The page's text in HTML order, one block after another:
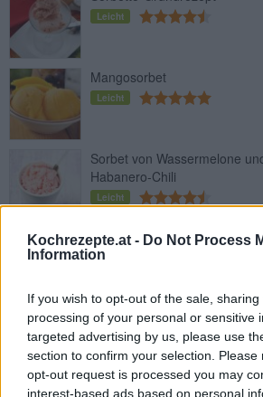
Kochrezepte.at - Do Not Process
Information
If you wish to opt-out of the sale,
processing of your personal or sensitive
targeted advertising by us, please use
section to confirm your selection.
opt-out request is processed you may
interest-based ads based on personal
Leicht
Mangosorbet
Leicht
Sorbet von Wassermelone
Habanero-Chili
Leicht
Mangosorbet mit
Pistazien
Apfelsorbet
Leicht